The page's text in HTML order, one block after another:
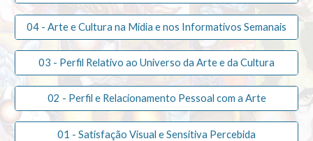
04 - Arte e Cultura na Mídia e nos Informativos Semanais
03 - Perfil Relativo ao Universo da Arte e da Cultura
02 - Perfil e Relacionamento Pessoal com a Arte
01 - Satisfação Visual e Sensitiva Percebida